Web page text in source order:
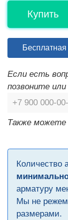
Купить
Бесплатная
Если есть
позвоните
Также можете
Количество
арматуру
Мы не
размерами.